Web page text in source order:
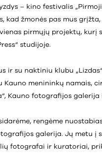
– kino festivalis
kad žmonės pas mus
pirmųjų projektų, kurį
studijoje.
ir su naktiniu klubu
Kauno menininkų namais,
Kauno fotografijos galerija
rengėme
galerija. Jų metu į
fotografai ir kuratoriai,